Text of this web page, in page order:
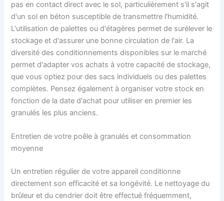
pas en contact direct avec le sol, particulièrement s'il s'agit
d'un sol en béton susceptible de transmettre l'humidité.
L'utilisation de palettes ou d'étagères permet de surélever le
stockage et d'assurer une bonne circulation de l'air. La
diversité des conditionnements disponibles sur le marché
permet d'adapter vos achats à votre capacité de stockage,
que vous optiez pour des sacs individuels ou des palettes
complètes. Pensez également à organiser votre stock en
fonction de la date d'achat pour utiliser en premier les
granulés les plus anciens.
Entretien de votre poêle à granulés et consommation
moyenne
Un entretien régulier de votre appareil conditionne
directement son efficacité et sa longévité. Le nettoyage du
brûleur et du cendrier doit être effectué fréquemment,